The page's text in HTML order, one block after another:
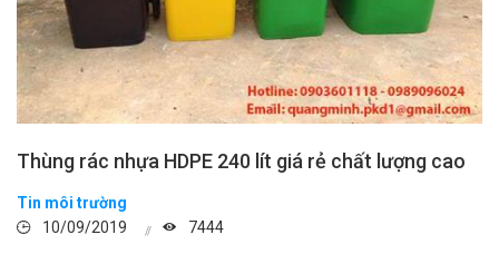
Thùng rác nhựa HDPE 240 lít giá rẻ chất lượng cao
Tin môi trường
10/09/2019
7444